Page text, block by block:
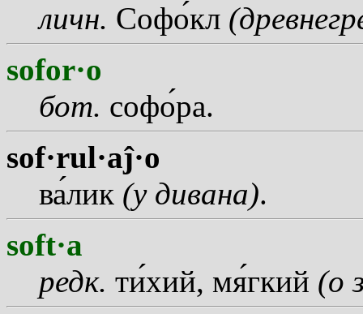
личн. Софокл
sofor·o
бот. софора.
sof·rul·aĵ·o
валик (у дивана).
soft·a
редк. тихий, мягкий (о